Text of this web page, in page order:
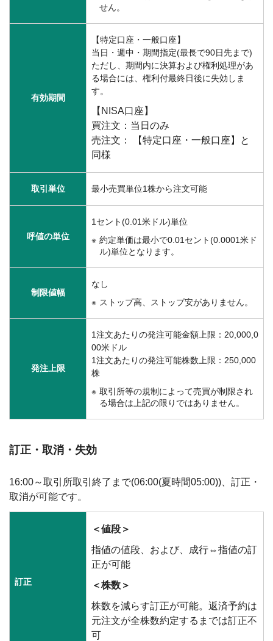
せん。
有効期間
【特定口座・一般口座】
当日・週中・期間指定(最長で90日先まで)
ただし、期間内に決算および権利処理があ
る場合には、権利付最終日後に失効しま
す。
【NISA口座】
買注文：当日のみ
売注文： 【特定口座・一般口座】と
同様
取引単位 最小売買単位1株から注文可能
呼値の単位
1セント(0.01米ドル)単位
約定単価は最小で0.01セント(0.0001米ド
ル)単位となります。
制限値幅
なし
ストップ高、ストップ安がありません。
発注上限
1注文あたりの発注可能金額上限：20,000,0
00米ドル
1注文あたりの発注可能株数上限：250,000
株
取引所等の規制によって売買が制限され
る場合は上記の限りではありません。
訂正・取消・失効
16:00～取引所取引終了まで(06:00(夏時間05:00))、訂正・
取消が可能です。
訂正
＜値段＞
指値の値段、および、成行⇔指値の訂
正が可能
＜株数＞
株数を減らす訂正が可能。返済予約は
元注文が全株数約定するまでは訂正不
可